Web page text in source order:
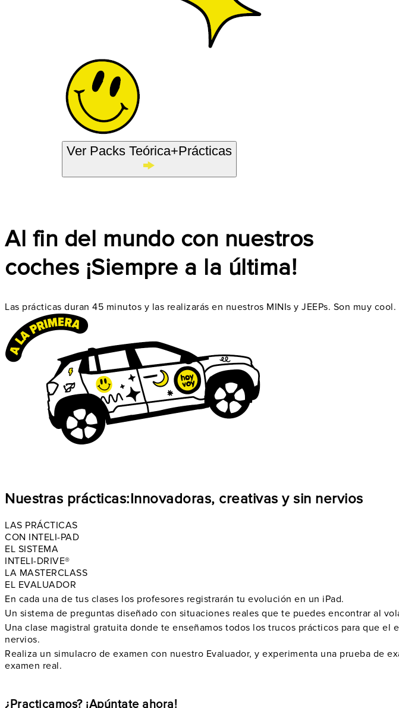
Ver Packs Teórica+Prácticas
Al fin del mundo con nuestros
coches ¡Siempre a la última!
Las prácticas duran 45 minutos y las realizarás en nuestros MINIs y JEEPs. Son muy cool.
Nuestras prácticas:Innovadoras, creativas y sin nervios
LAS PRÁCTICAS
CON INTELI-PAD
EL SISTEMA
INTELI-DRIVE®
LA MASTERCLASS
EL EVALUADOR
En cada una de tus clases los profesores registrarán tu evolución en un iPad.
Un sistema de preguntas diseñado con situaciones reales que te puedes encontrar al
Una clase magistral gratuita donde te enseñamos todos los trucos prácticos para que el
nervios.
Realiza un simulacro de examen con nuestro Evaluador, y experimenta una prueba de
examen real.
¿Practicamos? ¡Apúntate ahora!